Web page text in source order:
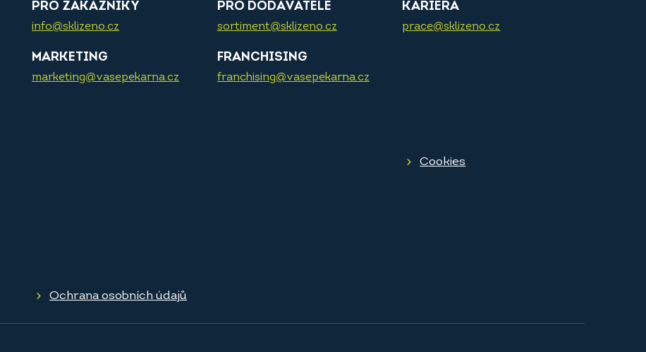
PRO ZÁKAZNÍKY
info@sklizeno.cz
PRO DODAVATELE
sortiment@sklizeno.cz
KARIÉRA
prace@sklizeno.cz
MARKETING
marketing@vasepekarna.cz
FRANCHISING
franchising@vasepekarna.cz
Cookies
Ochrana osobních údajů